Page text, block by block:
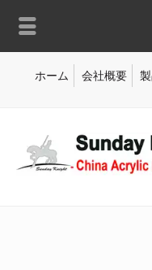
ホーム 会社概要